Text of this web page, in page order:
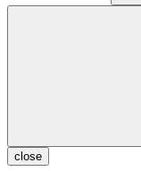
close